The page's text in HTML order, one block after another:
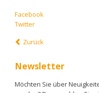
Facebook
Twitter
Zurück
Newsletter
Möchten Sie über